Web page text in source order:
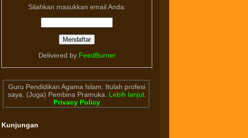
Silahkan masukkan email Anda:
Delivered by FeedBurner
Guru Pendidikan Agama Islam. Itulah profesi
saya. (Juga) Pembina Pramuka.
Lebih lanjut.
Privacy Policy
Kunjungan